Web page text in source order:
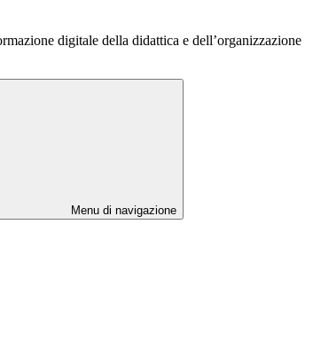
digitale della didattica e dell’organizzazione
Menu di navigazione